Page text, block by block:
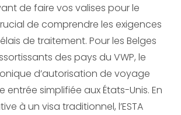
de faire vos valises pour le
de comprendre les exigences
de traitement. Pour les Belges
des pays du VWP, le
d’autorisation de voyage
entrée simplifiée aux États-Unis. En
à un visa traditionnel, l’ESTA